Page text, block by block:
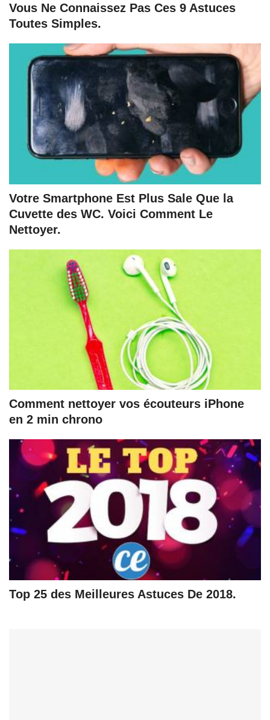
Vous Ne Connaissez Pas Ces 9 Astuces
Toutes Simples.
Votre Smartphone Est Plus Sale Que la
Cuvette des WC. Voici Comment Le
Nettoyer.
Comment nettoyer vos écouteurs iPhone
en 2 min chrono
Top 25 des Meilleures Astuces De 2018.